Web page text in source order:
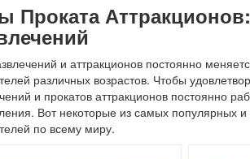
Проката
и аттракционов постоянно
различных возрастов. Чтобы
и прокатов аттракционов постоянно
Вот некоторые из самых популярных
по всему миру.